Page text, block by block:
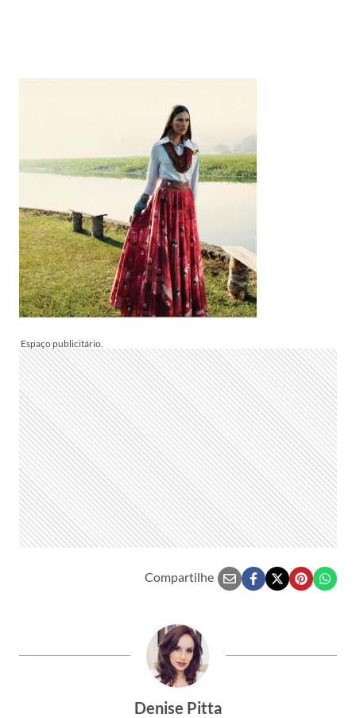
Compartilhe
Denise Pitta